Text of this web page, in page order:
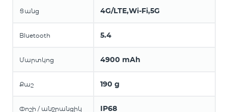
Ցանց 4G/LTE,Wi-Fi,5G
Bluetooth 5.4
Մարտկոց 4900 mAh
Քաշ 190 g
Փոշի / անջրանցիկ IP68